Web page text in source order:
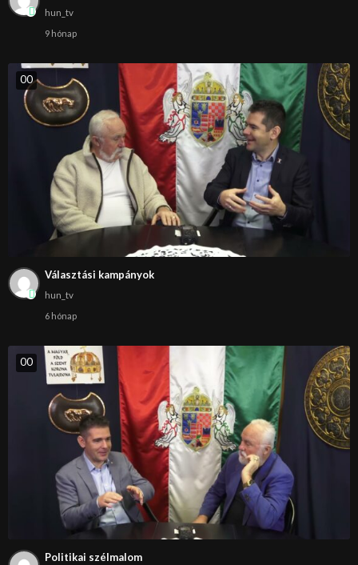
hun_tv
9 hónap
00
Választási kampányok
hun_tv
6 hónap
00
Politikai szélmalom